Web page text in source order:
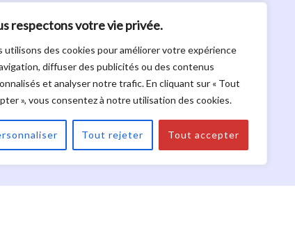
respectons votre vie privée.
utilisons des cookies pour améliorer votre expérience
diffuser des publicités ou des contenus
et analyser notre trafic. En cliquant sur « Tout
», vous consentez à notre utilisation des cookies.
Tout rejeter Tout accepter
Notre zone d'intervention
Région varoise - Côte d'Azur
Raphaël
Couvreur Sainte Maxime
Fayence
Couvreur Flayosc